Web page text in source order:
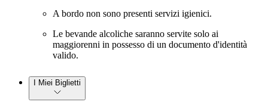
A bordo non sono presenti servizi igienici.
Le bevande alcoliche saranno servite solo ai
maggiorenni in possesso di un documento d'identità
valido.
I Miei Biglietti